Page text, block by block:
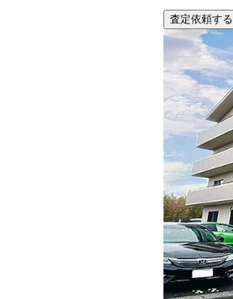
査定依頼する